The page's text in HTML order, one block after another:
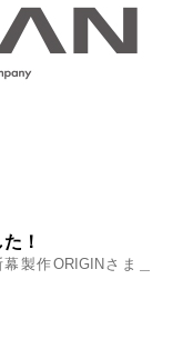
！
製作ORIGINさま＿